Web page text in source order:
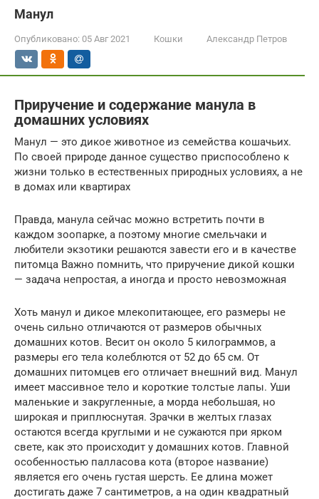
Манул
Опубликовано: 05 Авг 2021 Кошки Александр Петров
Приручение и содержание манула в
домашних условиях
Манул — это дикое животное из семейства кошачьих.
По своей природе данное существо приспособлено к
жизни только в естественных природных условиях, а не
в домах или квартирах
Правда, манула сейчас можно встретить почти в
каждом зоопарке, а поэтому многие смельчаки и
любители экзотики решаются завести его и в качестве
питомца Важно помнить, что приручение дикой кошки
— задача непростая, а иногда и просто невозможная
Хоть манул и дикое млекопитающее, его размеры не
очень сильно отличаются от размеров обычных
домашних котов. Весит он около 5 килограммов, а
размеры его тела колеблются от 52 до 65 см. От
домашних питомцев его отличает внешний вид. Манул
имеет массивное тело и короткие толстые лапы. Уши
маленькие и закругленные, а морда небольшая, но
широкая и приплюснутая. Зрачки в желтых глазах
остаются всегда круглыми и не сужаются при ярком
свете, как это происходит у домашних котов. Главной
особенностью палласова кота (второе название)
является его очень густая шерсть. Ее длина может
достигать даже 7 сантиметров, а на один квадратный